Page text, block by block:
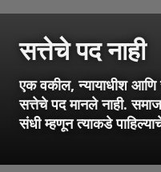
सत्तेचे पद नाही
एक वकील, न्यायाधीश आणि
सत्तेचे पद मानले नाही.
संधी म्हणून त्याकडे